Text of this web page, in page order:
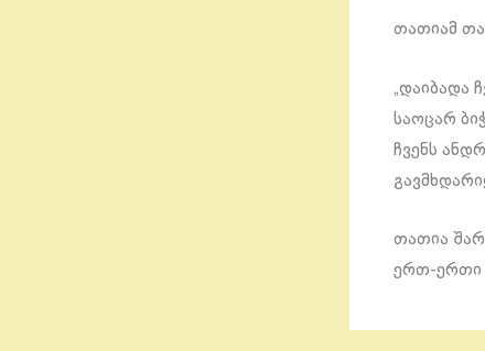
თათიამ
„დაიბადა
საოცარ
ჩვენს
თათია
ერთ-ერთი